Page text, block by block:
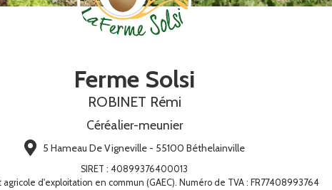
Ferme Solsi
ROBINET Rémi
Céréalier-meunier
5 Hameau De Vigneville - 55100 Béthelainville
SIRET : 40899376400013
d'exploitation en commun (GAEC). Numéro de TVA : FR77408993764